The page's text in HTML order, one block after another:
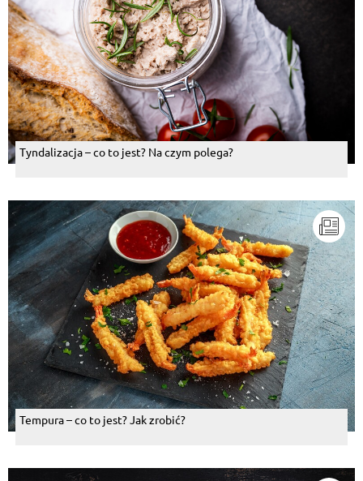
Tyndalizacja – co to jest? Na czym polega?
Tempura – co to jest? Jak zrobić?